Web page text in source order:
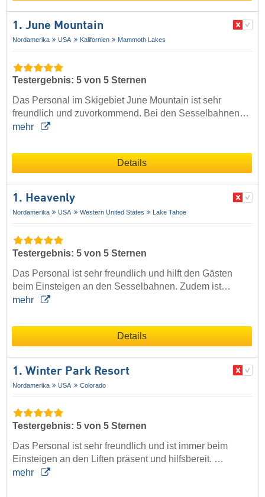
1. June Mountain
Nordamerika USA Kalifornien Mammoth Lakes
Testergebnis: 5 von 5 Sternen
Das Personal im Skigebiet June Mountain ist sehr
freundlich und zuvorkommend. Bei den Sesselbahnen…
mehr
Details
1. Heavenly
Nordamerika USA Western United States Lake Tahoe
Testergebnis: 5 von 5 Sternen
Das Personal ist sehr freundlich und hilft den Gästen
beim Einsteigen an den Sesselbahnen. Zudem ist…
mehr
Details
1. Winter Park Resort
Nordamerika USA Colorado
Testergebnis: 5 von 5 Sternen
Das Personal ist sehr freundlich und ist immer beim
Einsteigen an den Liften präsent und hilfsbereit. …
mehr